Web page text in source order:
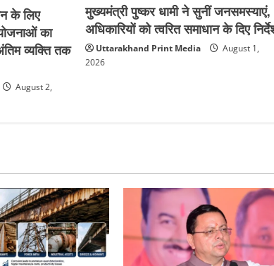
के लिए
का
व्यक्ति तक
August 2,
मुख्यमंत्री पुष्कर धामी ने सुनीं जनसमस्याएं,
अधिकारियों को त्वरित समाधान के दिए
Uttarakhand Print Media
August 1,
2026